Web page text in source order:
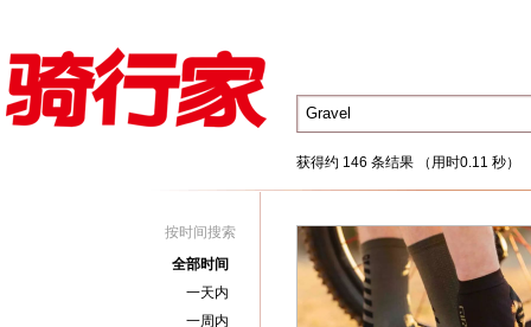
获得约 146 条结果 （用时0.11 秒）
按时间搜索
全部时间
一天内
一周内